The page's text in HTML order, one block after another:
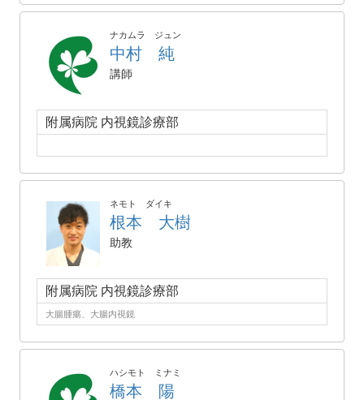
ナカムラ ジュン
中村 純
講師
附属病院 内視鏡診療部
ネモト ダイキ
根本 大樹
助教
附属病院 内視鏡診療部
大腸腫瘍、大腸内視鏡
ハシモト ミナミ
橋本 陽